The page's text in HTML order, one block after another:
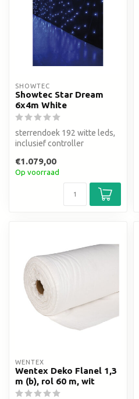
SHOWTEC
Showtec Star Dream
6x4m White
sterrendoek 192 witte leds,
inclusief controller
€1.079,00
Op voorraad
WENTEX
Wentex Deko Flanel 1,3
m (b), rol 60 m, wit